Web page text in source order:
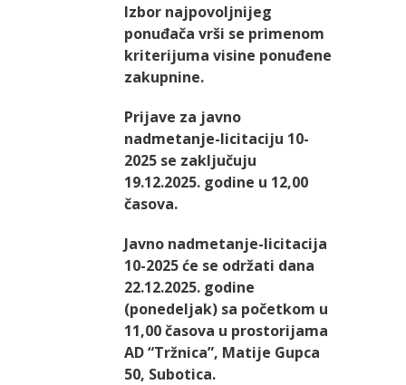
Izbor najpovoljnijeg
ponuđača vrši se primenom
kriterijuma visine ponuđene
zakupnine.
Prijave za javno
nadmetanje-licitaciju 10-
2025 se zaključuju
19.12.2025. godine u 12,00
časova.
Javno nadmetanje-licitacija
10-2025 će se održati dana
22.12.2025. godine
(ponedeljak) sa početkom u
11,00 časova u prostorijama
AD “Tržnica”, Matije Gupca
50, Subotica.